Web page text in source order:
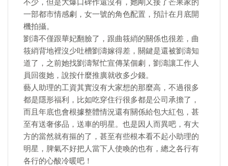
不少，但是大爆口碑作還沒有，她剛又接了芒果家的
一部都市情感劇，女一號的角色配置，預計在月底開
機拍攝。
劉濤不僅跟華妃翻臉了，跟曲筱綃的關係也很差，曲
筱綃背地裡沒少吐槽劉濤嫁得差，關鍵是還被劉濤知
道了，之前她找劉濤幫忙宣傳某個劇，劉濤讓工作人
員回復她，說按什麼推廣就收多少錢。
藝人助理的工資其實沒有大家想的那麼高，不過很多
都是隱形福利，比如吃穿住行很多都是公司承擔了，
而且年底也會根據整體情況還有關係給包大紅包，甚
至有送奢侈品，送車的明星。也是因人而異吧，有大
方的當然就有摳的了，甚至有些根本看不起小助理的
明星，脾氣不好把人當下人使喚的也有，總之各行有
各行的心酸冷暖吧！